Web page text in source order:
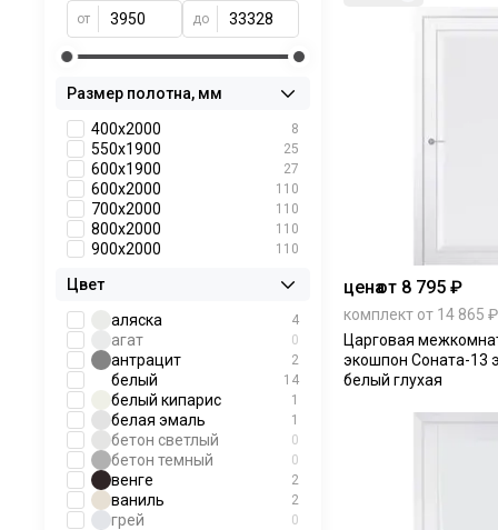
ценаот 8 795 ₽
комплект от 14 865 ₽
Царговая
экошпон Соната-13
белый глухая
от до
Размер полотна, мм
400x2000
8
550х1900 25
600х1900 27
600х2000 110
700х2000 110
800х2000 110
900х2000 110
Цвет
аляска
4
агат 0
антрацит 2
белый 14
белый кипарис 1
белая эмаль 1
бетон светлый 0
бетон темный 0
венге 2
ваниль 2
грей 0